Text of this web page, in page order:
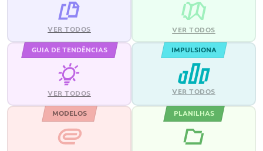
VER TODOS VER TODOS
GUIA DE TENDÊNCIAS
VER TODOS
IMPULSIONA
VER TODOS
MODELOS PLANILHAS